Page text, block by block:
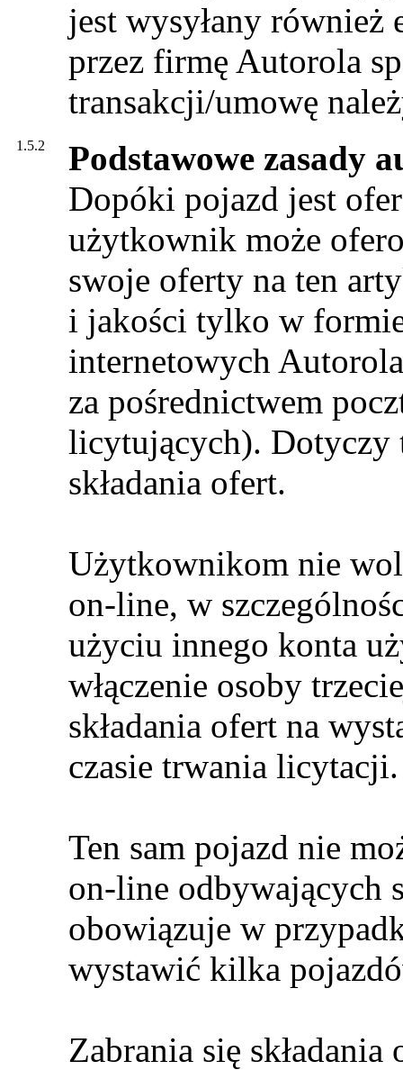
jest wysyłany również
przez firmę Autorola
transakcji/umowę
1.5.2
Podstawowe zasady
Dopóki pojazd jest
użytkownik może
swoje oferty na ten
i jakości tylko w
internetowych
za pośrednictwem
licytujących). Dotyczy
składania ofert.
Użytkownikom nie
on-line, w
użyciu innego konta
włączenie osoby
składania ofert na
czasie trwania licytacji.
Ten sam pojazd nie
on-line odbywających
obowiązuje w
wystawić kilka
Zabrania się składania